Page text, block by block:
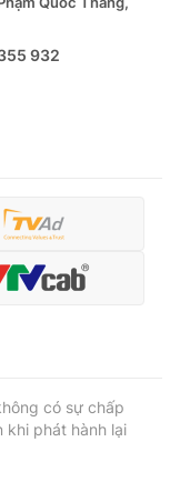
932
có sự chấp
khi phát hành lại